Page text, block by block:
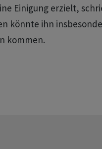
Einigung erzielt,
könnte ihn
kommen.